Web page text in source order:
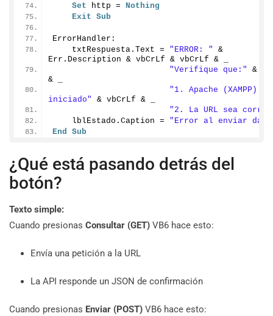
Set http = Nothing
Exit Sub
ErrorHandler:
    txtRespuesta.
Text = "ERROR: "
&
Err. Description & vbCrLf & vbCrLf & _
"Verifique que:"
&
& _
"1. Apache (XAMPP)
iniciado"
& vbCrLf & _
"2. La URL sea
    lblEstado.
Caption = "Error al enviar
End
Sub
¿Qué está pasando detrás del
botón?
Texto simple:
Cuando presionas Consultar (GET) VB6 hace esto:
Envía una petición a la URL
La API responde un JSON de confirmación
Cuando presionas Enviar (POST) VB6 hace esto: